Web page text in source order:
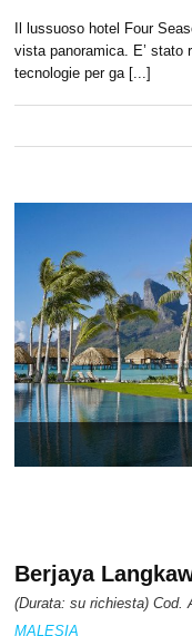
Il lussuoso hotel Four
vista panoramica. E’ stato
tecnologie per ga [...]
Berjaya
(Durata: su richiesta) Cod.
MALESIA